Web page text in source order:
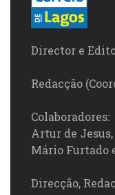
Director e
Redacção
Colaboradores:
Artur de
Mário Furtado
Direcção,